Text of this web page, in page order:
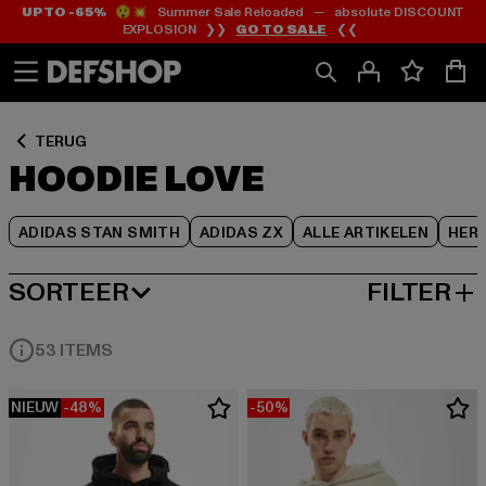
Ga
naar
Ga
naar
UP TO -65%😲💥 Summer Sale Reloaded — absolute DISCOUNT
EXPLOSION ❯❯ GO TO SALE ❮❮
TERUG
HOODIE LOVE
ADIDAS STAN SMITH ADIDAS ZX ALLE ARTIKELEN
Ga
naar
Rooster
SORTEER
MEEST POPULAIRE FILTER
53 ITEMS
NIEUW -48% -50%